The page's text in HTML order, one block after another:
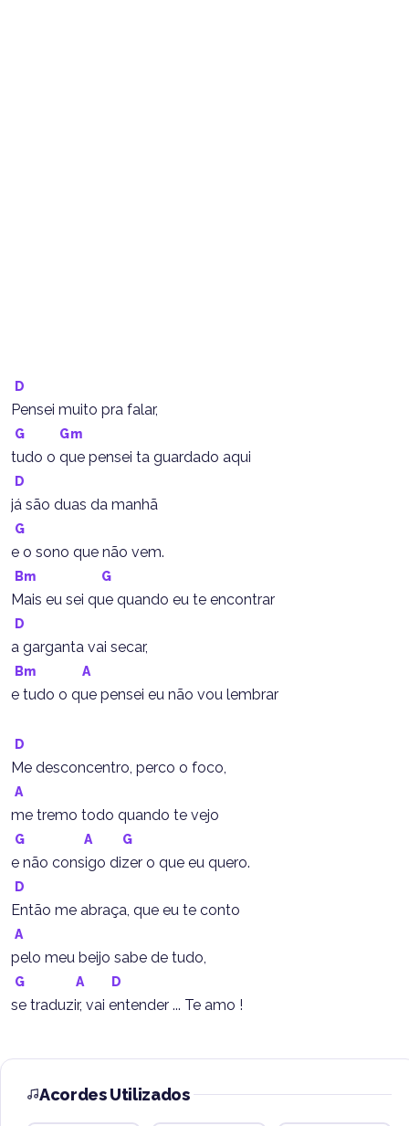
D
Pensei muito pra falar,
G Gm
tudo o que pensei ta guardado aqui
D
já são duas da manhã
G
e o sono que não vem.
Bm G
Mais eu sei que quando eu te encontrar
D
a garganta vai secar,
Bm A
e tudo o que pensei eu não vou lembrar
D
Me desconcentro, perco o foco,
A
me tremo todo quando te vejo
G A G
e não consigo dizer o que eu quero.
D
Então me abraça, que eu te conto
A
pelo meu beijo sabe de tudo,
G A D
se traduzir, vai entender ... Te amo !
Acordes Utilizados